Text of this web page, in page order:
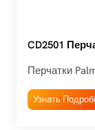
CD2501
Перчатки
Узнать